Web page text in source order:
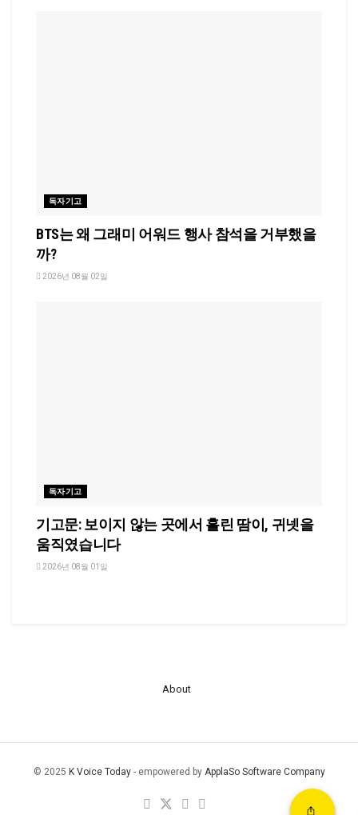
독자기고
BTS는 왜 그래미 어워드 행사 참석을 거부했을
까?
2026년 08월 02일
독자기고
기고문: 보이지 않는 곳에서 흘린 땀이, 귀넷을
움직였습니다
2026년 08월 01일
About
© 2025 K Voice Today- empowered by ApplaSo Software Company